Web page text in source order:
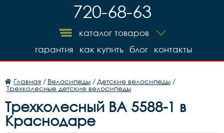
720-68-63
каталог товаров
контакты
блог
как купить
гарантия
Главная / Велосипеды / Детские велосипеды /
Трехколесные детские велосипеды
Трехколесный BA 5588-1 в
Краснодаре